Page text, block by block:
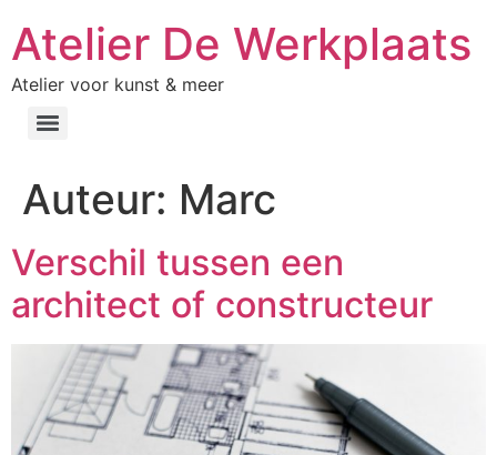
Atelier De Werkplaats
Atelier voor kunst & meer
Auteur: Marc
Verschil tussen een
architect of constructeur